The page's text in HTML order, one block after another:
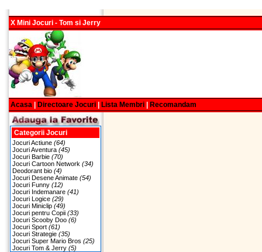
X Mini Jocuri - Tom si Jerry
Acasa Directoare Jocuri Lista Membri Recomandam
Categorii Jocuri
Jocuri Actiune (64)
Jocuri Aventura (45)
Jocuri Barbie (70)
Jocuri Cartoon Network (34)
Deodorant bio (4)
Jocuri Desene Animate (54)
Jocuri Funny (12)
Jocuri Indemanare (41)
Jocuri Logice (29)
Jocuri Miniclip (49)
Jocuri pentru Copii (33)
Jocuri Scooby Doo (6)
Jocuri Sport (61)
Jocuri Strategie (35)
Jocuri Super Mario Bros (25)
Jocuri Tom & Jerry (5)